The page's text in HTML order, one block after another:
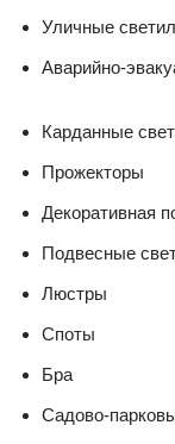
Уличные
Аварийно-
Карданные
Прожекторы
Декоративная
Подвесные
Люстры
Споты
Бра
Садово-